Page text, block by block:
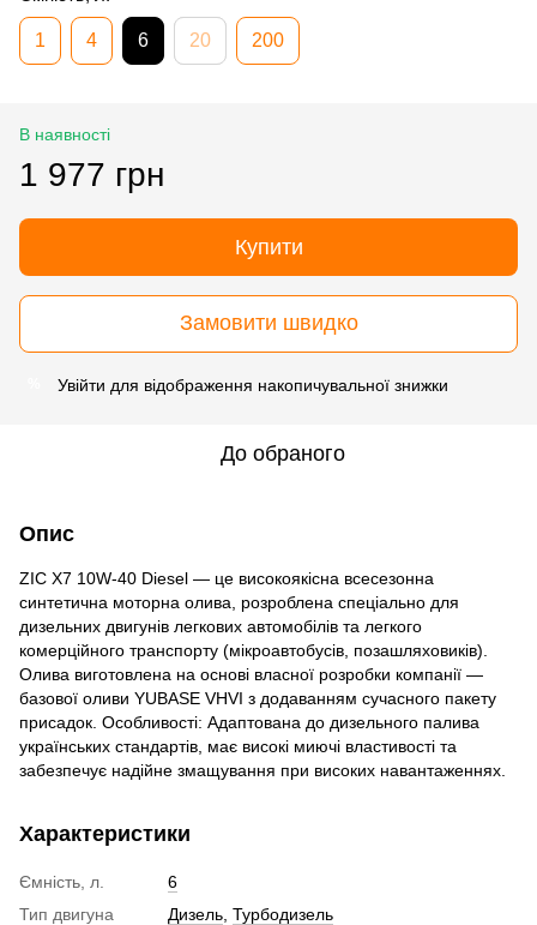
1 4 6 20 200
В наявності
1 977 грн
Купити
Замовити швидко
Увійти для відображення накопичувальної знижки
До обраного
Опис
ZIC X7 10W-40 Diesel — це високоякісна всесезонна
синтетична моторна олива, розроблена спеціально для
дизельних двигунів легкових автомобілів та легкого
комерційного транспорту (мікроавтобусів, позашляховиків).
Олива виготовлена на основі власної розробки компанії —
базової оливи YUBASE VHVI з додаванням сучасного пакету
присадок. Особливості: Адаптована до дизельного палива
українських стандартів, має високі миючі властивості та
забезпечує надійне змащування при високих навантаженнях.
Характеристики
Ємність, л.
6
Тип двигуна
Дизель Турбодизель